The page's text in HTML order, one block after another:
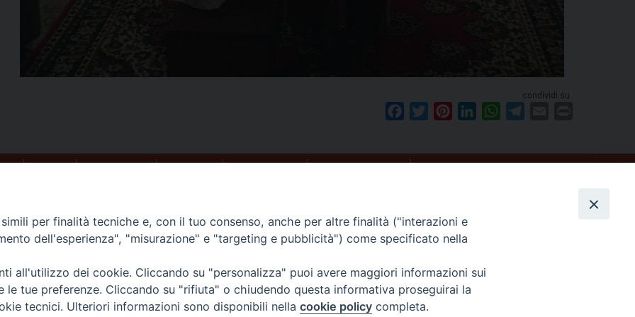
condividi su
FacebookTwitterPinterestLinkedInWhatsApp
CURIA PASTORALE SEMINARIO PARROCCHIE COMUNICAZIONE
(Gr)
seguici su
per finalità tecniche e, con il tuo consenso, anche per altre finalità ("interazioni e
dell'esperienza", "misurazione" e "targeting e pubblicità") come specificato nella
all'utilizzo dei cookie. Cliccando su "personalizza" puoi avere maggiori informazioni sui
le tue preferenze. Cliccando su "rifiuta" o chiudendo questa informativa proseguirai la
tecnici. Ulteriori informazioni sono disponibili nella cookie policy completa.